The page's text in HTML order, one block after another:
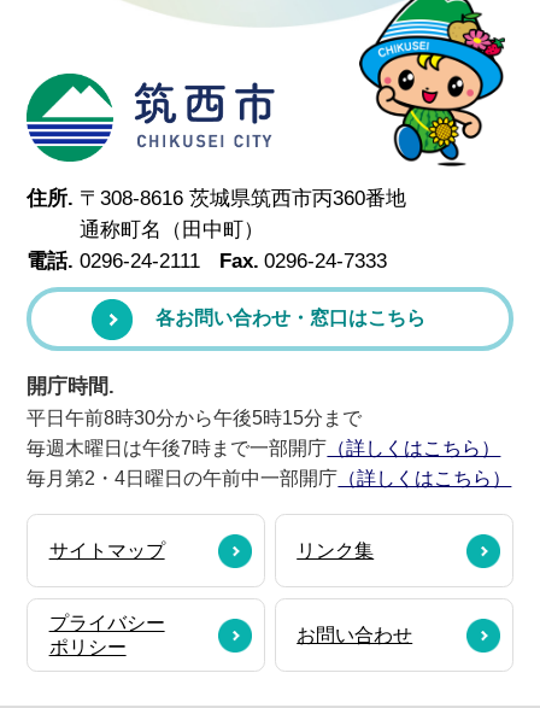
筑西市
住所. 〒308-8616 茨城県筑西市丙360番地
通称町名（田中町）
電話. 0296-24-2111 Fax. 0296-24-7333
各お問い合わせ・窓口はこちら
開庁時間.
平日午前8時30分から午後5時15分まで
毎週木曜日は午後7時まで一部開庁 （詳しくはこちら）
毎月第2・4日曜日の午前中一部開庁 （詳しくはこちら）
サイトマップ リンク集
プライバシー
ポリシー
お問い合わせ